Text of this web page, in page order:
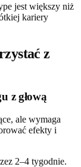
jest większy niż
kariery
z
z głową
ale wymaga
efekty i
2–4 tygodnie.